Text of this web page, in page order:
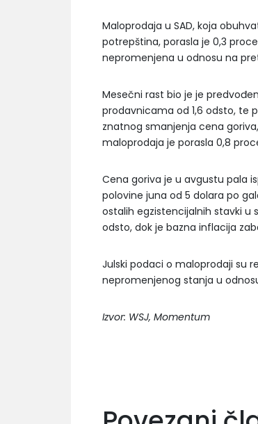
Maloprodaja u SAD, koja
potrepština, porasla je 0,3
nepromenjena u odnosu na
Mesečni rast bio je je
prodavnicama od 1,6 odsto, te
znatnog smanjenja cena
maloprodaja je porasla 0,8
Cena goriva je u avgustu pala
polovine juna od 5 dolara po
ostalih egzistencijalnih stavki u
odsto, dok je bazna inflacija
Julski podaci o maloprodaji su
nepromenjenog stanja u
Izvor: WSJ, Momentum